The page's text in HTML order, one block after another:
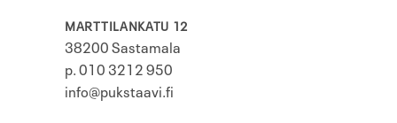
MARTTILANKATU 12
38200 Sastamala
p. 010 3212 950
info@pukstaavi.fi